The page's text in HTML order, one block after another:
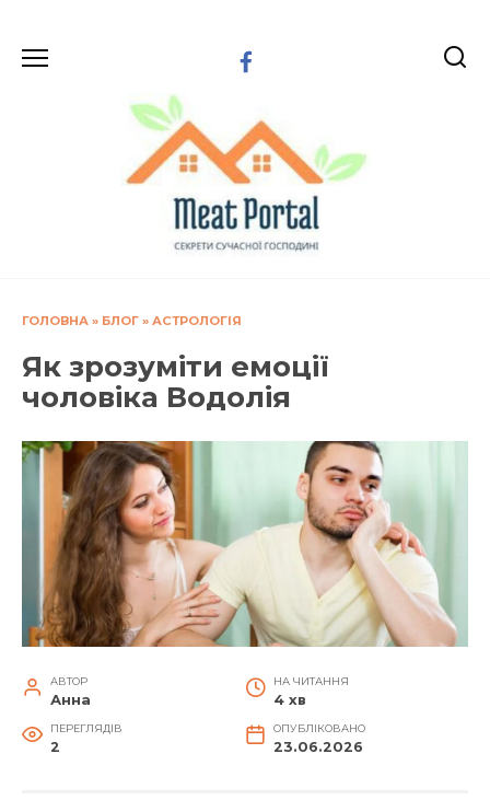
вмісту
ГОЛОВНА » БЛОГ » АСТРОЛОГІЯ
Як зрозуміти емоції
чоловіка Водолія
АВТОР
Анна
НА ЧИТАННЯ
4 хв
ПЕРЕГЛЯДІВ
2
ОПУБЛІКОВАНО
23.06.2026